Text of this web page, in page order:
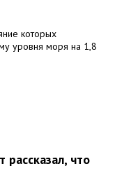
которых
уровня моря на 1,8
что